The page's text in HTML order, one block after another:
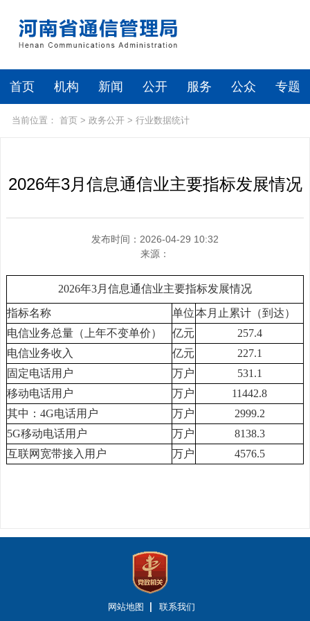
首页 机构 新闻 公开 服务 公众 专题
当前位置： 首页> 政务公开> 行业数据统计
2026年3月信息通信业主要指标发展情况
发布时间：2026-04-29 10:32
来源：
2026年3月信息通信业主要指标发展情况
指标名称 单位本月止累计（到达）
电信业务总量（上年不变单价）
亿元
257.4
电信业务收入
亿元
227.1
固定电话用户
万户
531.1
移动电话用户
万户
11442.8
其中：4G电话用户
万户
2999.2
5G移动电话用户
万户
8138.3
互联网宽带接入用户
万户 4576.5
网站地图 联系我们